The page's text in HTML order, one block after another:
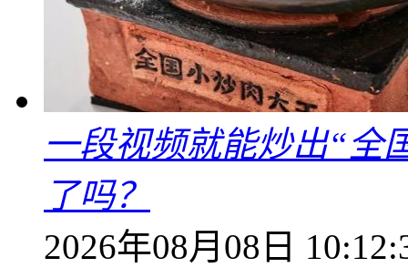
一段视频就能炒出“全
了吗？
2026年08月08日